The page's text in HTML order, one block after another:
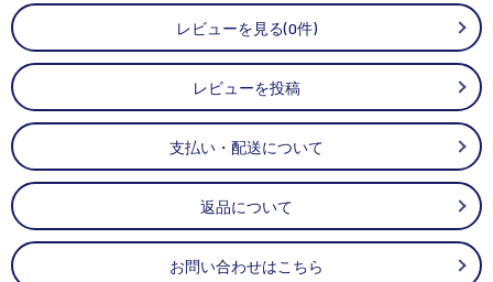
レビューを見る(0件)
レビューを投稿
支払い・配送について
返品について
お問い合わせはこちら